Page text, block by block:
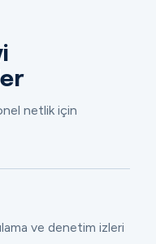
netlik için
ve denetim izleri